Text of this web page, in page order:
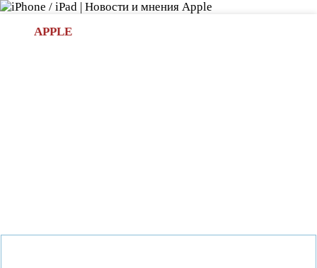
APPLE